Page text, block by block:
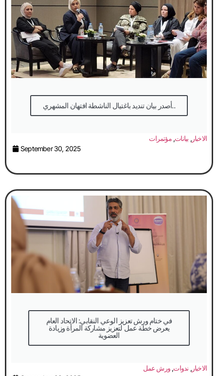
أصدر بيان تنديد باغتيال الناشطة افتهان المشهري..
الاخبار, بيانات,مؤتمرات
September 30, 2025
في ختام ورش تعزيز الوعي النقابي: الاتحاد العام
يعرض خطة عمل لتعزيز مشاركة المرأة وزيادة
العضوية
الاخبار, ندوات,ورش عمل